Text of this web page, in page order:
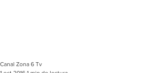
Canal Zona 6 Tv